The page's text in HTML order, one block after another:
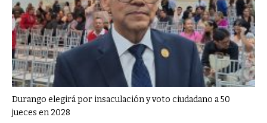
Durango elegirá por insaculación y voto ciudadano a 50
jueces en 2028